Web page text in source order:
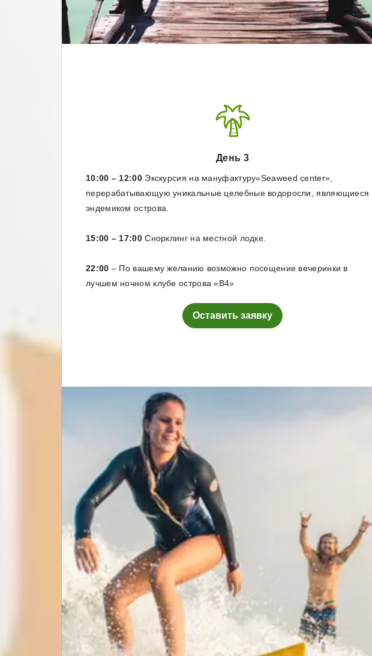
День 3
10:00 – 12:00Экскурсия на мануфактуру«Seaweed center»,
перерабатывающую уникальные целебные водоросли, являющиеся
эндемиком острова.
15:00 – 17:00Снорклинг на местной лодке.
22:00 – По вашему желанию возможно посещение вечеринки в
лучшем ночном клубе острова «В4»
Оставить заявку